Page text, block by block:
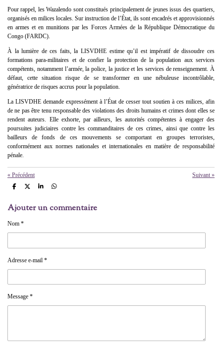
Pour rappel, les Wazalendo sont constitués principalement de jeunes issus des quartiers,
organisés en milices locales. Sur instruction de l’État, ils sont encadrés et approvisionnés
en armes et en munitions par les Forces Armées de la République Démocratique du
Congo (FARDC).
À la lumière de ces faits, la LISVDHE estime qu’il est impératif de dissoudre ces
formations para-militaires et de confier la protection de la population aux services
compétents, notamment l’armée, la police, la justice et les services de renseignement. À
défaut, cette situation risque de se transformer en une nébuleuse incontrôlable,
génératrice de risques accrus pour la population.
La LISVDHE demande expressément à l’État de cesser tout soutien à ces milices, afin
de ne pas être tenu responsable des violations des droits humains et crimes dont elles se
rendent auteurs. Elle exhorte, par ailleurs, les autorités compétentes à engager des
poursuites judiciaires contre les commanditaires de ces crimes, ainsi que contre les
bailleurs de fonds de ces mouvements se comportant en groupes terroristes,
conformément aux normes nationales et internationales en matière de responsabilité
pénale.
« Précédent Suivant »
P
t
a
e
P
t
P
t
P
t
Ajouter un commentaire
Nom *
Adresse e-mail *
Message *